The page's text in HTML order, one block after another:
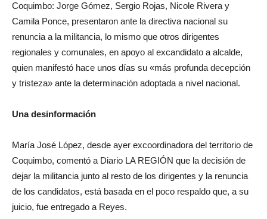
Coquimbo: Jorge Gómez, Sergio Rojas, Nicole Rivera y
Camila Ponce, presentaron ante la directiva nacional su
renuncia a la militancia, lo mismo que otros dirigentes
regionales y comunales, en apoyo al excandidato a alcalde,
quien manifestó hace unos días su «más profunda decepción
y tristeza» ante la determinación adoptada a nivel nacional.
Una desinformación
María José López, desde ayer excoordinadora del territorio de
Coquimbo, comentó a Diario LA REGIÓN que la decisión de
dejar la militancia junto al resto de los dirigentes y la renuncia
de los candidatos, está basada en el poco respaldo que, a su
juicio, fue entregado a Reyes.